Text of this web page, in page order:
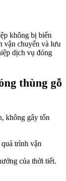
không bị biến
vận chuyển và lưu
dịch vụ đóng
thùng gỗ
không gây tổn
trình vận
của thời tiết.